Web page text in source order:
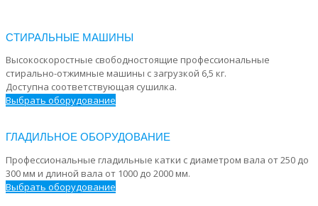
СТИРАЛЬНЫЕ МАШИНЫ
Высокоскоростные свободностоящие профессиональные
стирально-отжимные машины с загрузкой 6,5 кг.
Доступна соответствующая сушилка.
Выбрать оборудование
ГЛАДИЛЬНОЕ ОБОРУДОВАНИЕ
Профессиональные гладильные катки с диаметром вала от 250 до
300 мм и длиной вала от 1000 до 2000 мм.
Выбрать оборудование